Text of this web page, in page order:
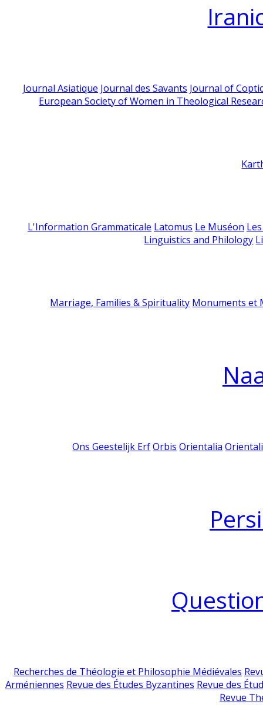
Journal Asiatique Journal des Savants Journal of
European Society of Women in Theological
L'Information Grammaticale Latomus Le Muséon
Linguistics and Philology
Marriage, Families & Spirituality Monuments et
Ons Geestelijk Erf Orbis Orientalia
Recherches de Théologie et Philosophie Médiévales
Arméniennes Revue des Études Byzantines Revue des
Revue